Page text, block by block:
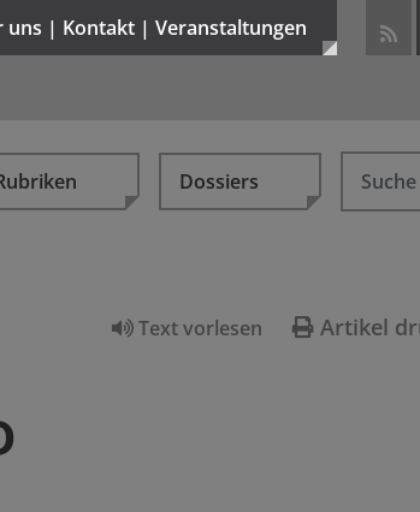
uns | Kontakt | Veranstaltungen
Dossiers
Text vorlesen Artikel